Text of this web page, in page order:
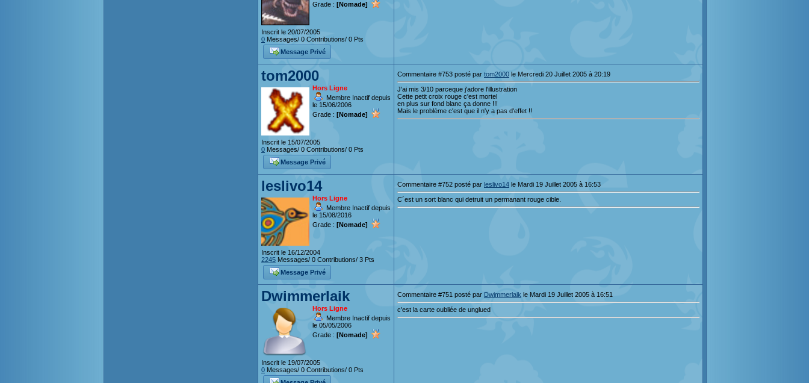
Grade : [Nomade]
Inscrit le 20/07/2005
0 Messages/ 0 Contributions/ 0 Pts
Message Privé
tom2000
Hors Ligne
Membre Inactif depuis
le 15/06/2006
Grade : [Nomade]
Inscrit le 15/07/2005
0 Messages/ 0 Contributions/ 0 Pts
Message Privé
Commentaire #753 posté par tom2000 le Mercredi 20 Juillet 2005 à 20:19
J'ai mis 3/10 parceque j'adore l'illustration
Cette petit croix rouge c'est mortel
en plus sur fond blanc ça donne !!!
Mais le problème c'est que il n'y a pas d'effet !!
leslivo14
Hors Ligne
Membre Inactif depuis
le 15/08/2016
Grade : [Nomade]
Inscrit le 16/12/2004
2245 Messages/ 0 Contributions/ 3 Pts
Message Privé
Commentaire #752 posté par leslivo14 le Mardi 19 Juillet 2005 à 16:53
C´est un sort blanc qui detruit un permanant rouge cible.
Dwimmerlaik
Hors Ligne
Membre Inactif depuis
le 05/05/2006
Grade : [Nomade]
Inscrit le 19/07/2005
0 Messages/ 0 Contributions/ 0 Pts
Commentaire #751 posté par Dwimmerlaik le Mardi 19 Juillet 2005 à 16:51
c'est la carte oubliée de unglued